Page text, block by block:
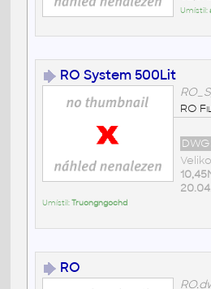
Umístil:
RO System 500Lit
RO
Umístil:Truongngochd
RO